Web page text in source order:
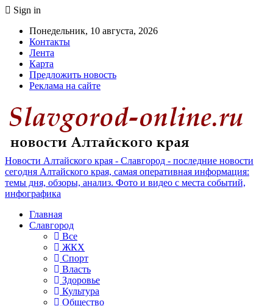
Sign in
Понедельник, 10 августа, 2026
Контакты
Лента
Карта
Предложить новость
Реклама на сайте
Новости Алтайского края - Славгород - последние новости
сегодня Алтайского края, самая оперативная информация:
темы дня, обзоры, анализ. Фото и видео с места событий,
инфографика
Главная
Славгород
Все
ЖКХ
Спорт
Власть
Здоровье
Культура
Общество